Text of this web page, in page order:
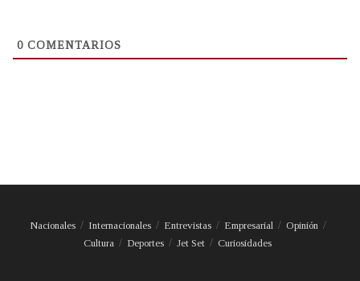
0 COMENTARIOS
Nacionales Internacionales Entrevistas Empresarial
Opinión
Cultura
Deportes Jet Set Curiosidades